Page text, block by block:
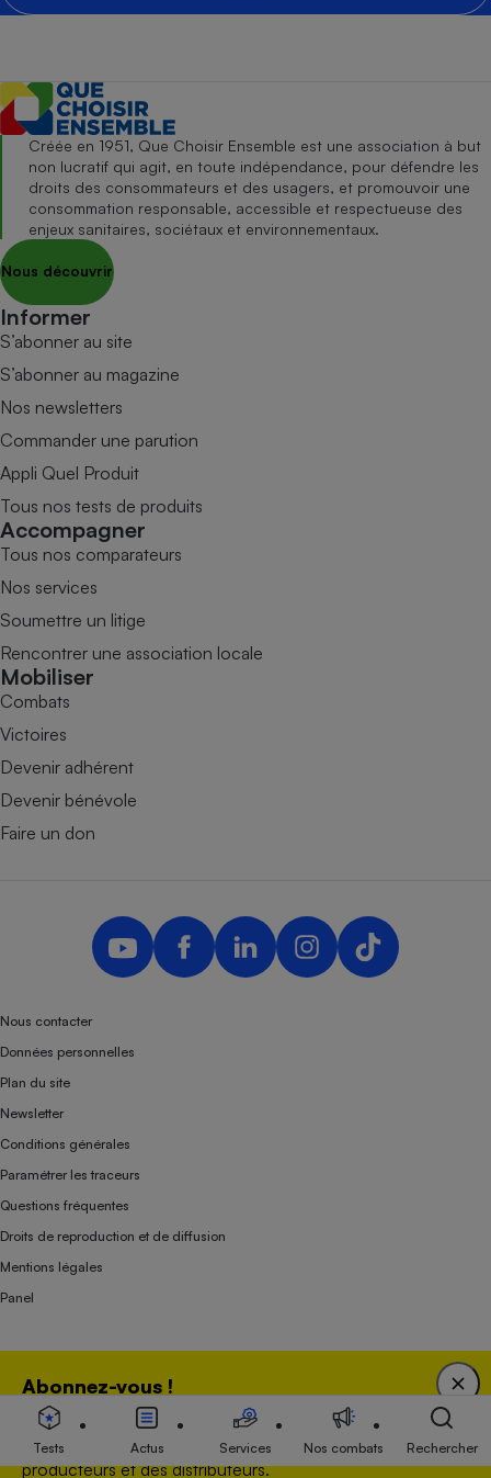
Abonnez-vous !
Bénéficiez d'une expertise unique tout en soutenant
une association 100 % indépendante de l'Etat, des
producteurs et des distributeurs.
Créée en 1951, Que Choisir Ensemble est une association à but
non lucratif qui agit, en toute indépendance, pour défendre les
droits des consommateurs et des usagers, et promouvoir une
consommation responsable, accessible et respectueuse des
enjeux sanitaires, sociétaux et environnementaux.
Nous découvrir
Informer
S’abonner au site
S’abonner au magazine
Nos newsletters
Commander une parution
Appli Quel Produit
Tous nos tests de produits
Accompagner
Tous nos comparateurs
Nos services
Soumettre un litige
Rencontrer une association locale
Mobiliser
Combats
Victoires
Devenir adhérent
Devenir bénévole
Faire un don
Nous contacter
Données personnelles
Plan du site
Newsletter
Conditions générales
Paramétrer les traceurs
Questions fréquentes
Droits de reproduction et de diffusion
Mentions légales
Panel
Association indépendante de l’État, des syndicats, des producteurs et des
distributeurs depuis 1951.
Tests Actus Services Nos combats Rechercher